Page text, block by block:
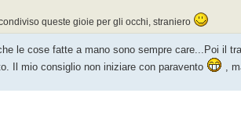
queste gioie per gli occhi, straniero
le cose fatte a mano sono sempre care...Poi il
Il mio consiglio non iniziare con paravento
,